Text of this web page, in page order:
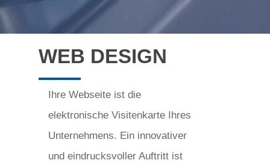
WEB DESIGN
Ihre Webseite ist die
elektronische Visitenkarte Ihres
Unternehmens. Ein innovativer
und eindrucksvoller Auftritt ist